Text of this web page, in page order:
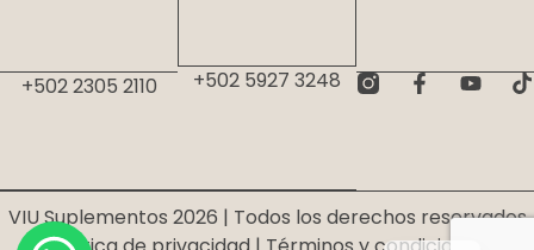
+5022305 2110 +502 5927 3248
VIU Suplementos 2026 | Todos los derechos reservados
EN